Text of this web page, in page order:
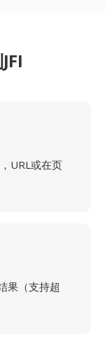
URL或在页
果（支持超